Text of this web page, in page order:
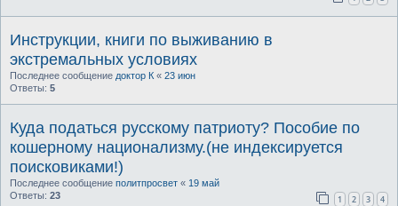
Инструкции, книги по выживанию в
экстремальных условиях
Последнее сообщение доктор К « 23 июн
Ответы: 5
Куда податься русскому патриоту? Пособие по
кошерному национализму.(не индексируется
поисковиками!)
Последнее сообщение политпросвет « 19 май
Ответы: 23 1 2 3 4